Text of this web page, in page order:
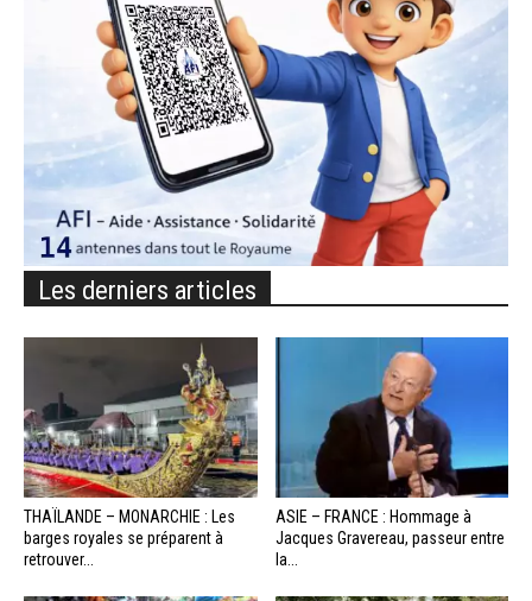
Les derniers articles
THAÏLANDE – MONARCHIE : Les
barges royales se préparent à
retrouver...
ASIE – FRANCE : Hommage à
Jacques Gravereau, passeur entre
la...